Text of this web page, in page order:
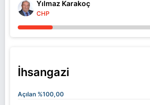
Yılmaz Karakoç
CHP
İhsangazi
Açılan %100,00